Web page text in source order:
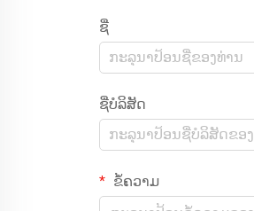
ຊື່
ຊື່ບໍລິສັດ
ຂໍ້ຄວາມ